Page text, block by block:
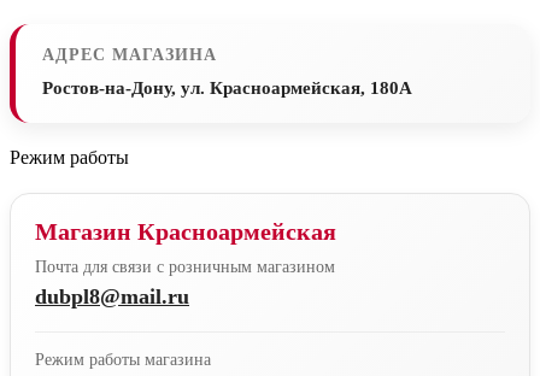
АДРЕС МАГАЗИНА
Ростов-на-Дону, ул. Красноармейская, 180А
Режим работы
Магазин Красноармейская
Почта для связи с розничным магазином
dubpl8@mail.ru
Режим работы магазина